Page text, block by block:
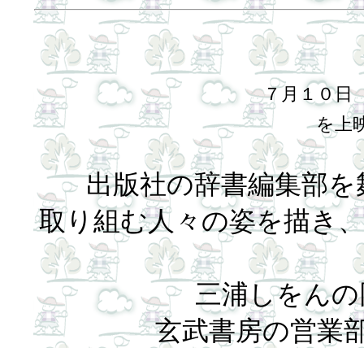
７月１０日
を上
出版社の辞書編集部
取り組む人々の姿を描き
三浦しをん
玄武書房の営業